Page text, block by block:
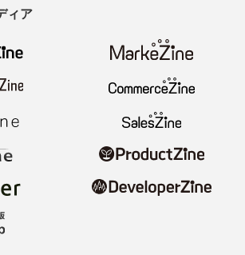
ィア